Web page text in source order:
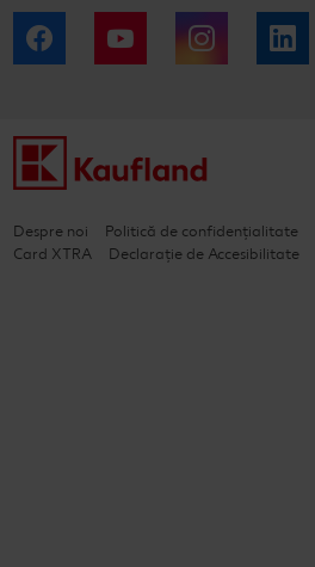
Facebook YouTube Instagram
Despre noi Politică de confidențialitate
Card XTRA
Declarație de Accesibilitate